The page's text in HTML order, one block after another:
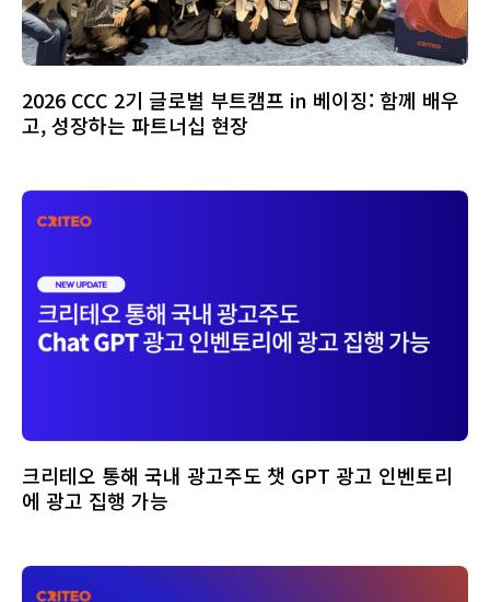
2026 CCC 2기 글로벌 부트캠프 in 베이징: 함께 배우
고, 성장하는 파트너십 현장
크리테오 통해 국내 광고주도 챗 GPT 광고 인벤토리
에 광고 집행 가능